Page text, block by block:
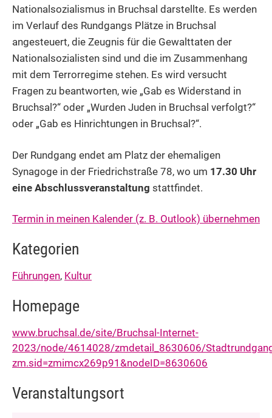
Nationalsozialismus in Bruchsal darstellte. Es werden
im Verlauf des Rundgangs Plätze in Bruchsal
angesteuert, die Zeugnis für die Gewalttaten der
Nationalsozialisten sind und die im Zusammenhang
mit dem Terrorregime stehen. Es wird versucht
Fragen zu beantworten, wie „Gab es Widerstand in
Bruchsal?“ oder „Wurden Juden in Bruchsal verfolgt?“
oder „Gab es Hinrichtungen in Bruchsal?“.
Der Rundgang endet am Platz der ehemaligen
Synagoge in der Friedrichstraße 78, wo um 17.30 Uhr
eine Abschlussveranstaltung stattfindet.
Termin in meinen Kalender (z. B. Outlook) übernehmen
Kategorien
Führungen, Kultur
Homepage
www.bruchsal.de/site/Bruchsal-Internet-
2023/node/4614028/zmdetail_8630606/
zm.sid=zmimcx269p91&nodeID=8630606
Veranstaltungsort